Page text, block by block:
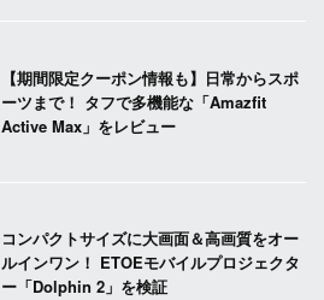
【期間限定クーポン情報も】日常からスポ
ーツまで！ タフで多機能な「Amazfit
Active Max」をレビュー
コンパクトサイズに大画面＆高画質をオー
ルインワン！ ETOEモバイルプロジェクタ
ー「Dolphin 2」を検証